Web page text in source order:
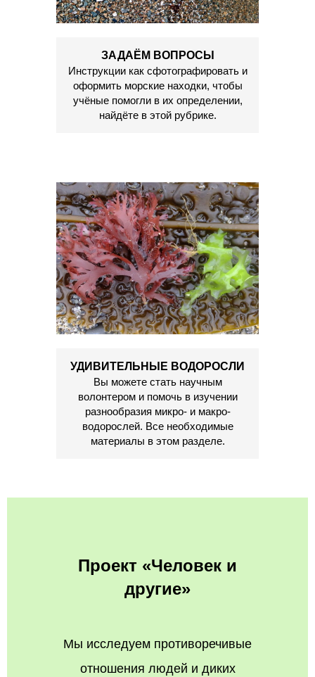
ЗАДАЁМ ВОПРОСЫ
Инструкции как сфотографировать и
оформить морские находки, чтобы
учёные помогли в их определении,
найдёте в этой рубрике.
УДИВИТЕЛЬНЫЕ ВОДОРОСЛИ
Вы можете стать научным
волонтером и помочь в изучении
разнообразия микро- и макро-
водорослей. Все необходимые
материалы в этом разделе.
Проект «Человек и
другие»
Мы исследуем противоречивые
отношения людей и диких